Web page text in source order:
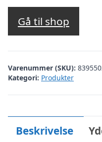
var:
kr.
Gå til shop
Varenummer (SKU):
Kategori: Produkter
Beskrivelse